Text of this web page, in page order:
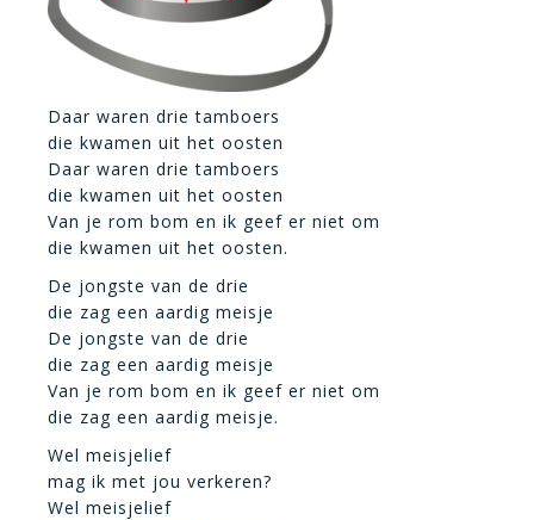
Daar waren drie tamboers
die kwamen uit het oosten
Daar waren drie tamboers
die kwamen uit het oosten
Van je rom bom en ik geef er niet om
die kwamen uit het oosten.
De jongste van de drie
die zag een aardig meisje
De jongste van de drie
die zag een aardig meisje
Van je rom bom en ik geef er niet om
die zag een aardig meisje.
Wel meisjelief
mag ik met jou verkeren?
Wel meisjelief